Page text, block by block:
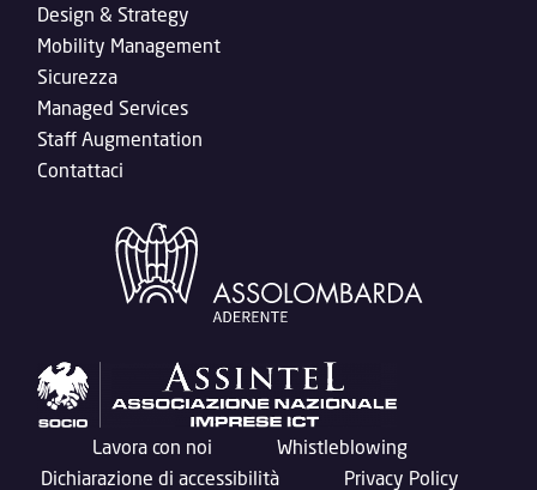
Design & Strategy
Mobility Management
Sicurezza
Managed Services
Staff Augmentation
Contattaci
Lavora con noi
Whistleblowing
Dichiarazione di accessibilità
Privacy Policy